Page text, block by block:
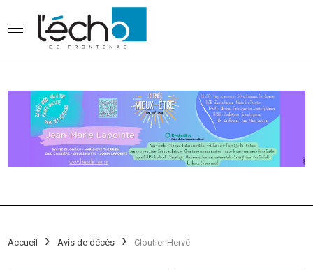
Accueil Avis de décès Cloutier Hervé